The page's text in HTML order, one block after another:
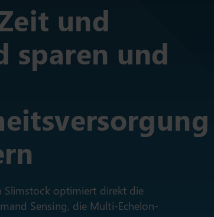
und
sparen und
Slimstock optimiert direkt die
Sensing, die Multi-Echelon-